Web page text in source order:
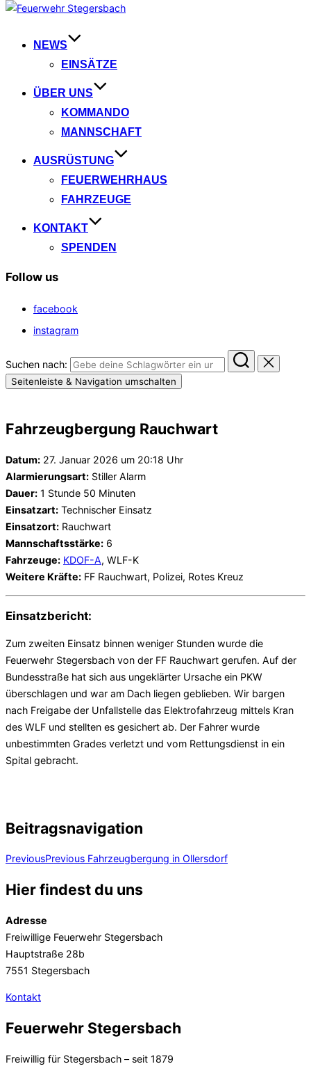
NEWS
EINSÄTZE
ÜBER UNS
KOMMANDO
MANNSCHAFT
AUSRÜSTUNG
FEUERWEHRHAUS
FAHRZEUGE
KONTAKT
SPENDEN
Follow us
facebook
instagram
Suchen nach:
Seitenleiste & Navigation umschalten
Fahrzeugbergung Rauchwart
Datum: 27. Januar 2026 um 20:18 Uhr
Alarmierungsart: Stiller Alarm
Dauer: 1 Stunde 50 Minuten
Einsatzart: Technischer Einsatz
Einsatzort: Rauchwart
Mannschaftsstärke: 6
Fahrzeuge: KDOF-A, WLF-K
Weitere Kräfte: FF Rauchwart, Polizei, Rotes Kreuz
Einsatzbericht:
Zum zweiten Einsatz binnen weniger Stunden wurde die
Feuerwehr Stegersbach von der FF Rauchwart gerufen. Auf der
Bundesstraße hat sich aus ungeklärter Ursache ein PKW
überschlagen und war am Dach liegen geblieben. Wir bargen
nach Freigabe der Unfallstelle das Elektrofahrzeug mittels Kran
des WLF und stellten es gesichert ab. Der Fahrer wurde
unbestimmten Grades verletzt und vom Rettungsdienst in ein
Spital gebracht.
Beitragsnavigation
PreviousPrevious Fahrzeugbergung in Ollersdorf
Hier findest du uns
Adresse
Freiwillige Feuerwehr Stegersbach
Hauptstraße 28b
7551 Stegersbach
Kontakt
Feuerwehr Stegersbach
Freiwillig für Stegersbach – seit 1879